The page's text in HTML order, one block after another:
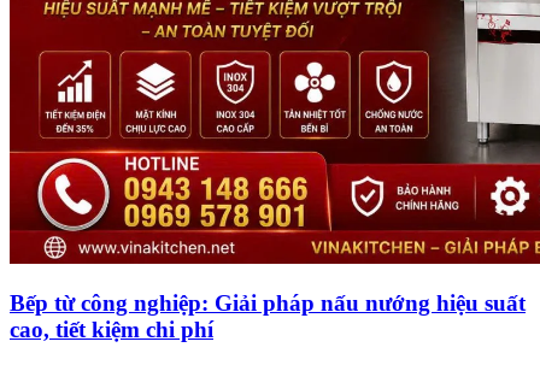
Bếp từ công nghiệp: Giải pháp nấu nướng hiệu suất
cao, tiết kiệm chi phí